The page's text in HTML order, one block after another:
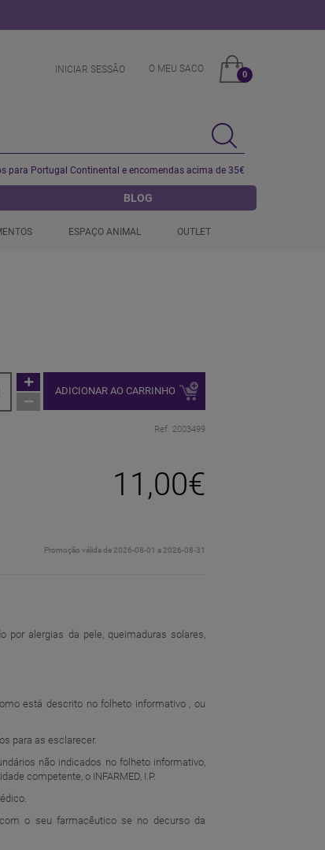
INICIAR SESSÂO O MEU SACO
0
para Portugal Continental e encomendas acima de 35€
BLOG
ESPAÇO ANIMAL OUTLET
ADICIONAR AO CARRINHO
Ref. 2003499
11,00€
Promoção válida de 2026-08-01 a 2026-08-31
por alergias da pele, queimaduras solares,
está descrito no folheto informativo , ou
para as esclarecer.
não indicados no folheto informativo,
competente, o INFARMED, I.P.
o seu farmacêutico se no decurso da